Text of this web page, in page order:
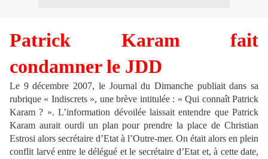
Patrick Karam fait
condamner le JDD
Le 9 décembre 2007, le Journal du Dimanche publiait dans sa
rubrique « Indiscrets », une brève intitulée : « Qui connaît Patrick
Karam ? ». L’information dévoilée laissait entendre que Patrick
Karam aurait ourdi un plan pour prendre la place de Christian
Estrosi alors secrétaire d’Etat à l’Outre-mer. On était alors en plein
conflit larvé entre le délégué et le secrétaire d’Etat et, à cette date,